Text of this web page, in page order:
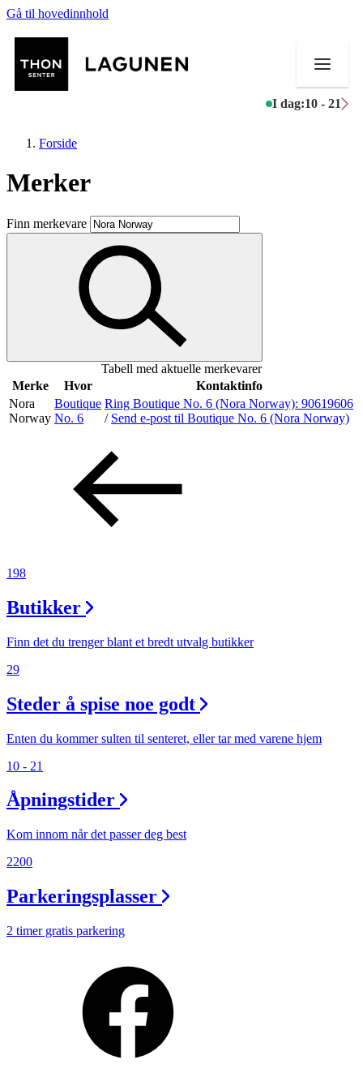
Gå til hovedinnhold
I dag:10 - 21
Butikker
Mat og drikke
Aktiviteter
Inspirasjon
Åpningstider
Praktisk informasjon
Ledige stillinger
Magasin
Finn frem
Forside
Merker
Finn merkevare
Tabell med aktuelle merkevarer
Merke
Hvor
Kontaktinfo
Nora
Norway
Boutique
No. 6
Ring Boutique No. 6 (Nora Norway): 90619606
/ Send e-post til Boutique No. 6 (Nora Norway)
198
Butikker
Finn det du trenger blant et bredt utvalg butikker
29
Steder å spise noe godt
Enten du kommer sulten til senteret, eller tar med varene hjem
10 - 21
Åpningstider
Kom innom når det passer deg best
2200
Parkeringsplasser
2 timer gratis parkering